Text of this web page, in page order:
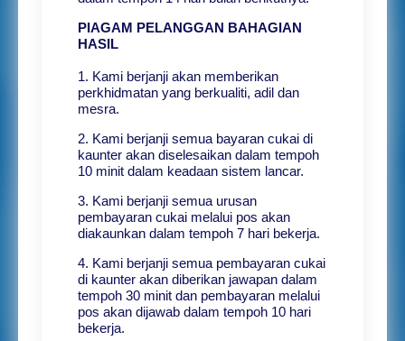
PIAGAM PELANGGAN BAHAGIAN
HASIL
1. Kami berjanji akan memberikan
perkhidmatan yang berkualiti, adil dan
mesra.
2. Kami berjanji semua bayaran cukai di
kaunter akan diselesaikan dalam tempoh
10 minit dalam keadaan sistem lancar.
3. Kami berjanji semua urusan
pembayaran cukai melalui pos akan
diakaunkan dalam tempoh 7 hari bekerja.
4. Kami berjanji semua pembayaran cukai
di kaunter akan diberikan jawapan dalam
tempoh 30 minit dan pembayaran melalui
pos akan dijawab dalam tempoh 10 hari
bekerja.